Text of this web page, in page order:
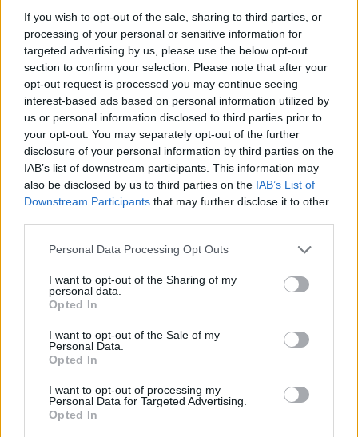
If you wish to opt-out of the sale, sharing to third parties, or
processing of your personal or sensitive information for
targeted advertising by us, please use the below opt-out
section to confirm your selection. Please note that after your
opt-out request is processed you may continue seeing
interest-based ads based on personal information utilized by
us or personal information disclosed to third parties prior to
your opt-out. You may separately opt-out of the further
disclosure of your personal information by third parties on the
IAB’s list of downstream participants. This information may
also be disclosed by us to third parties on the IAB’s List of
Downstream Participants that may further disclose it to other
Personal Data Processing Opt Outs
I want to opt-out of the Sharing of my
personal data.
Opted In
I want to opt-out of the Sale of my
Personal Data.
Opted In
I want to opt-out of processing my
Personal Data for Targeted Advertising.
Opted In
View this post on Instagram
A post shared byLyna Perez(@lynaritaa) on May 21, 2020 at 10:06am PDT